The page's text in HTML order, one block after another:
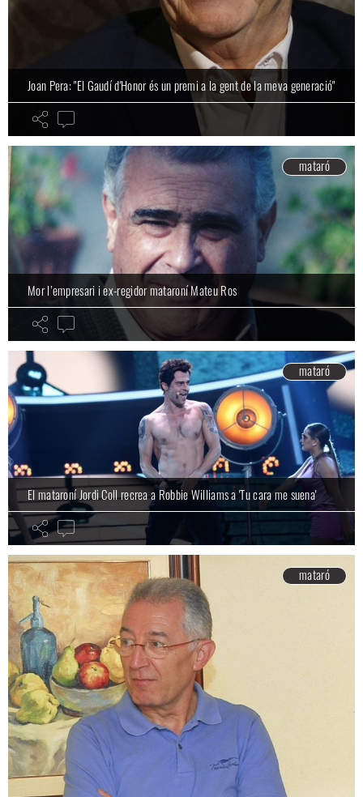
Joan Pera: "El Gaudí d'Honor és un premi a la gent de la meva generació"
mataró
Mor l’empresari i ex-regidor mataroní Mateu Ros
mataró
El mataroní Jordi Coll recrea a Robbie Williams a 'Tu cara me suena'
mataró